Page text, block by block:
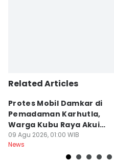
Related Articles
Protes Mobil Damkar di
Pemadaman Karhutla,
Warga Kubu Raya Akui
Khilaf
09 Agu 2026, 01:00 WIB
News